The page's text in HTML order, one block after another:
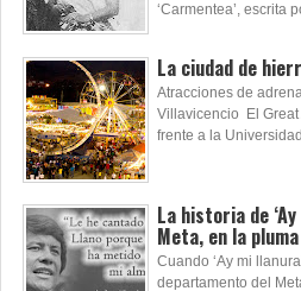
‘Carmentea’, escrita
La ciudad de
Atracciones de
Villavicencio El Great
frente a la Universidad
La historia de
Meta, en la
Cuando ‘Ay mi
departamento del